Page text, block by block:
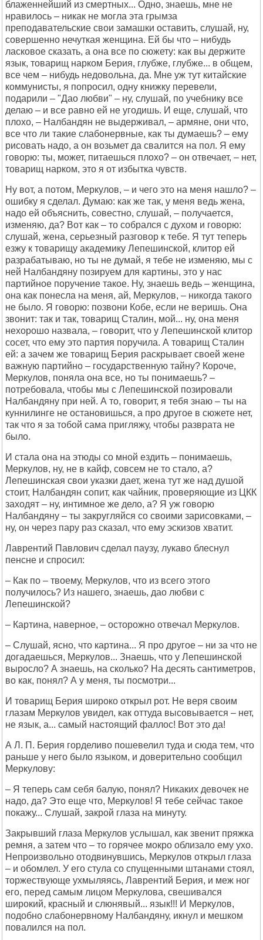
блаженнейший из смертных... Одно, знаешь, мне не
нравилось – никак не могла эта грымза
преподавательские свои замашки оставить, слушай, ну,
совершенно нечуткая женщина. Ей бы что – нибудь
ласковое сказать, а она все по сюжету: как вы держите
язык, товарищ нарком Берия, глубже, глубже... в общем,
все чем – нибудь недовольна, да. Мне уж тут китайские
коммунисты, я попросил, одну книжку перевели,
подарили – "Дао любви" – ну, слушай, по учебнику все
делаю – и все равно ей не угодишь. И еще, слушай, что
плохо, – Налбандян не выдерживал, – армяне, они что,
все что ли такие слабонервные, как ты думаешь? – ему
рисовать надо, а он возьмет да свалится на пол. Я ему
говорю: ты, может, питаешься плохо? – он отвечает, – нет,
товарищ нарком, это я от избытка чувств.
Ну вот, а потом, Меркулов, – и чего это на меня нашло? –
ошибку я сделал. Думаю: как же так, у меня ведь жена,
надо ей объяснить, совестно, слушай, – получается,
изменяю, да? Вот как – то собрался с духом и говорю:
слушай, жена, серьезный разговор к тебе. Я тут теперь
езжу к товарищу академику Лепешинской, клитор ей
разрабатываю, но ты не думай, я тебе не изменяю, мы с
ней Налбандяну позируем для картины, это у нас
партийное поручение такое. Ну, знаешь ведь – женщина,
она как понесла на меня, ай, Меркулов, – никогда такого
не было. Я говорю: позвони Кобе, если не веришь. Она
звонит: так и так, товарищ Сталин, мой... ну, она меня
нехорошо назвала, – говорит, что у Лепешинской клитор
сосет, что ему это партия поручила. А товарищ Сталин
ей: а зачем же товарищ Берия раскрывает своей жене
важную партийно – государственную тайну? Короче,
Меркулов, поняла она все, но ты понимаешь? –
потребовала, чтобы мы с Лепешинской позировали
Налбандяну при ней. А то, говорит, я тебя знаю – ты на
куннилинге не остановишься, а про другое в сюжете нет,
так что я за тобой сама пригляжу, чтобы разврата не
было.
И стала она на этюды со мной ездить – понимаешь,
Меркулов, ну, не в кайф, совсем не то стало, а?
Лепешинская свои указки дает, жена тут же над душой
стоит, Налбандян сопит, как чайник, проверяющие из ЦКК
заходят – ну, интимное же дело, а? Я уж говорю
Налбандяну – ты закругляйся со своими зарисовками, –
ну, он через пару раз сказал, что ему эскизов хватит.
Лаврентий Павлович сделал паузу, лукаво блеснул
пенсне и спросил:
– Как по – твоему, Меркулов, что из всего этого
получилось? Из нашего, знаешь, дао любви с
Лепешинской?
– Картина, наверное, – осторожно отвечал Меркулов.
– Слушай, ясно, что картина... Я про другое – ни за что не
догадаешься, Меркулов... Знаешь, что у Лепешинской
выросло? А знаешь, на сколько? На десять сантиметров,
во как, понял? А у меня, ты посмотри...
И товарищ Берия широко открыл рот. Не веря своим
глазам Меркулов увидел, как оттуда высовывается – нет,
не язык, а... самый настоящий фаллос! Вот это да!
А Л. П. Берия горделиво пошевелил туда и сюда тем, что
раньше у него было языком, и доверительно сообщил
Меркулову:
– Я теперь сам себя балую, понял? Никаких девочек не
надо, да? Это еще что, Меркулов! Я тебе сейчас такое
покажу... Слушай, закрой глаза на минуту.
Закрывший глаза Меркулов услышал, как звенит пряжка
ремня, а затем что – то горячее мокро облизало ему ухо.
Непроизвольно отодвинувшись, Меркулов открыл глаза
– и обомлел. У его стула со спущенными штанами стоял,
торжествующе ухмыляясь, Лаврентий Берия, и меж ног
его, перед самым лицом Меркулова, свешивался
широкий, красный и слюнявый... язык!!! И Меркулов,
подобно слабонервному Налбандяну, икнул и мешком
повалился на пол.